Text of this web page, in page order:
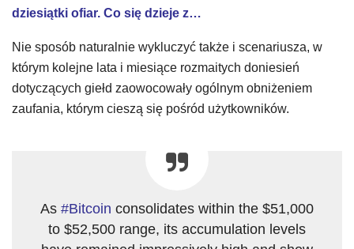
dziesiątki ofiar. Co się dzieje z…
Nie sposób naturalnie wykluczyć także i scenariusza, w
którym kolejne lata i miesiące rozmaitych doniesień
dotyczących giełd zaowocowały ogólnym obniżeniem
zaufania, którym cieszą się pośród użytkowników.
As #Bitcoin consolidates within the $51,000
to $52,500 range, its accumulation levels